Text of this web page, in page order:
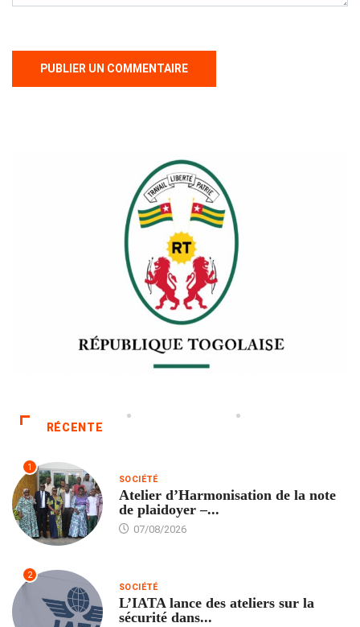
RÉCENTE
1
SOCIÉTÉ
Atelier d’Harmonisation de la note
de plaidoyer –...
07/08/2026
2
SOCIÉTÉ
L’IATA lance des ateliers sur la
sécurité dans...